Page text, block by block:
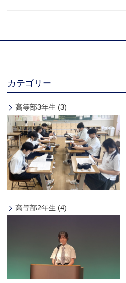
カテゴリー
高等部3年生 (3)
高等部2年生 (4)